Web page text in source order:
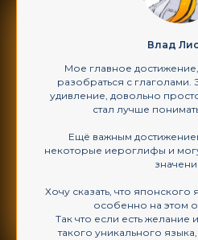
Влад
Мое главное достижение,
разобраться с глаголами.
удивление, довольно
стал лучше
Ещё важным
некоторые иероглифы и
Хочу сказать, что японского
особенно на этом
Так что если есть желание
такого уникального